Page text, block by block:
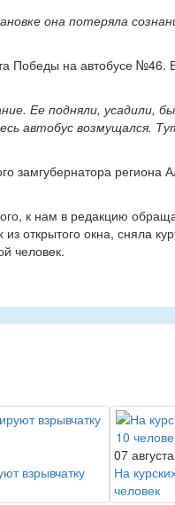
она потеряла
Победы на автобусе №46.
Ее подняли, усадили,
автобус возмущался.
замгубернатора региона
к нам в редакцию
окна, сняла
человек.
взрывчатку
07
На
человек